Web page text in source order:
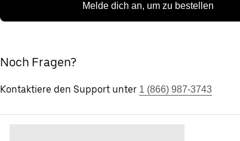
Melde dich an, um zu bestellen
Noch Fragen?
Kontaktiere den Support unter 1 (866) 987-3743